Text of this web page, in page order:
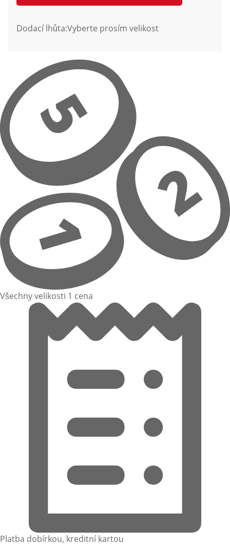
Dodací lhůta:Vyberte prosím velikost
Všechny velikosti 1 cena
Platba dobírkou, kreditní kartou